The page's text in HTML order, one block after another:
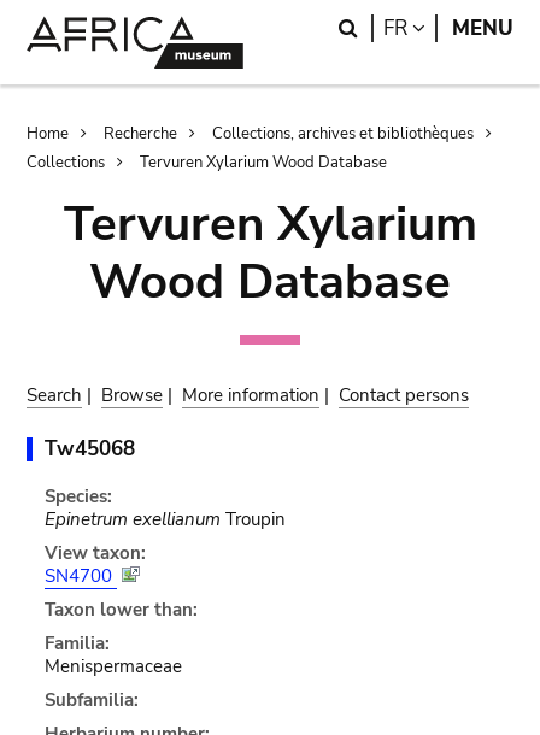
Search
FR LANGUAGE
MENU
Breadcrumb
Home Recherche
Collections, archives et bibliothèques
Collections
Tervuren Xylarium Wood Database
Tervuren Xylarium
Wood Database
Search | Browse | More information | Contact persons
Tw45068
Species:
Epinetrum exellianum Troupin
View taxon:
SN4700
Taxon lower than:
Familia:
Menispermaceae
Subfamilia: